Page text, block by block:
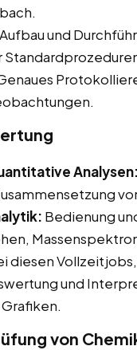
Aufbau und
Analysen:
Bedienung
diesen
und
von